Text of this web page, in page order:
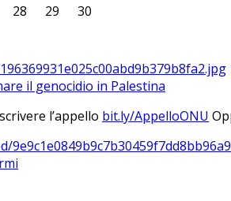
28 29
30
il genocidio in Palestina
l’appello bit.ly/AppelloONU